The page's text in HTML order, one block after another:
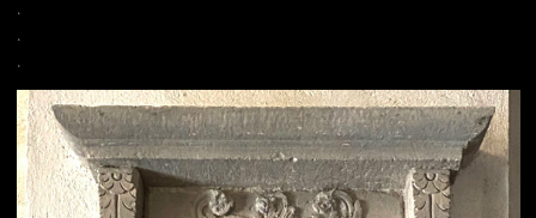
.
.
.